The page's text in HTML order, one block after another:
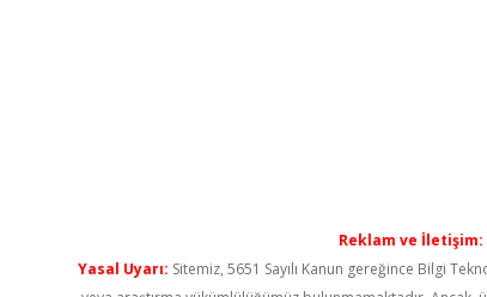
Reklam ve İletişim:
Yasal Uyarı: Sitemiz, 5651 Sayılı Kanun gereğince Bilgi